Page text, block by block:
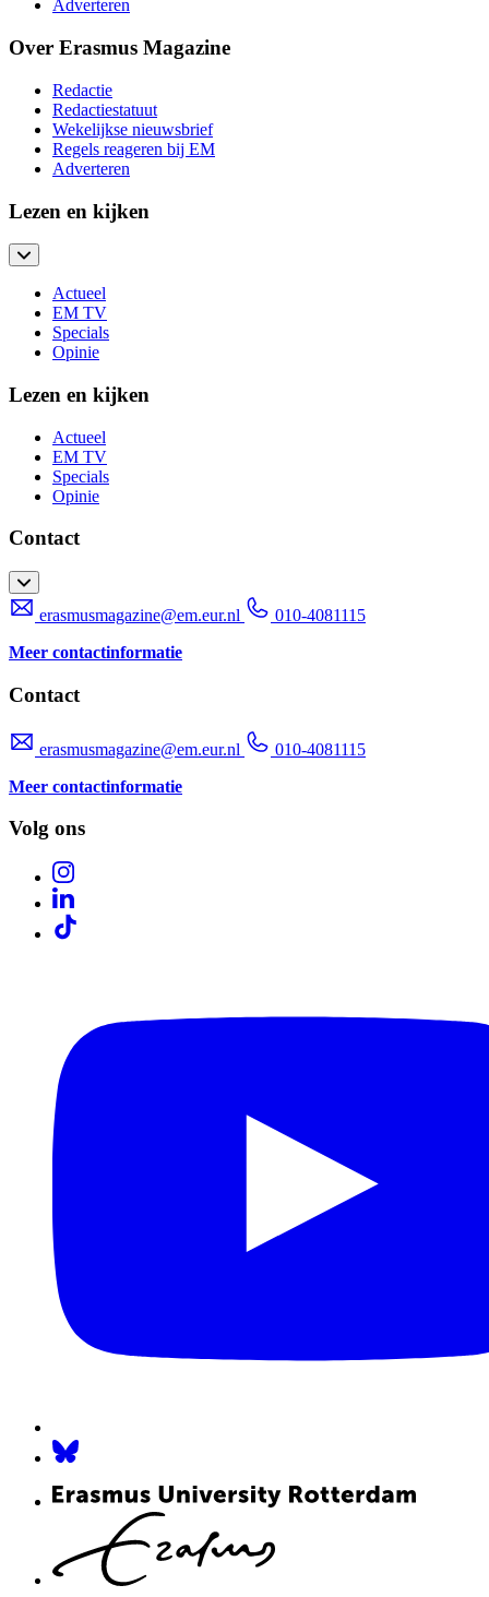
Adverteren
Over Erasmus Magazine
Redactie
Redactiestatuut
Wekelijkse nieuwsbrief
Regels reageren bij EM
Adverteren
Lezen en kijken
Actueel
EM TV
Specials
Opinie
Lezen en kijken
Actueel
EM TV
Specials
Opinie
Contact
erasmusmagazine@em.eur.nl
010-4081115
Meer contactinformatie
Contact
erasmusmagazine@em.eur.nl
010-4081115
Meer contactinformatie
Volg ons